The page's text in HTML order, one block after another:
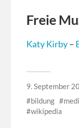
Freie
Katy Kirby–
9. September
bildung
wikipedia